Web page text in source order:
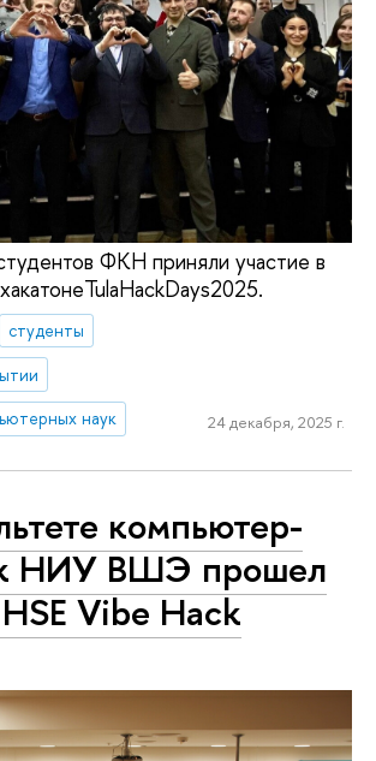
ФКН приняли участие в
студенты
наук
24 декабря, 2025 г.
ком­пью­тер­
НИУ ВШЭ прошел
Vibe Hack